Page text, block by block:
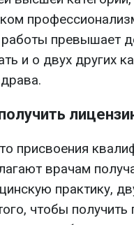
превышает
и о двух других
присвоения
врачам
практику,
чтобы